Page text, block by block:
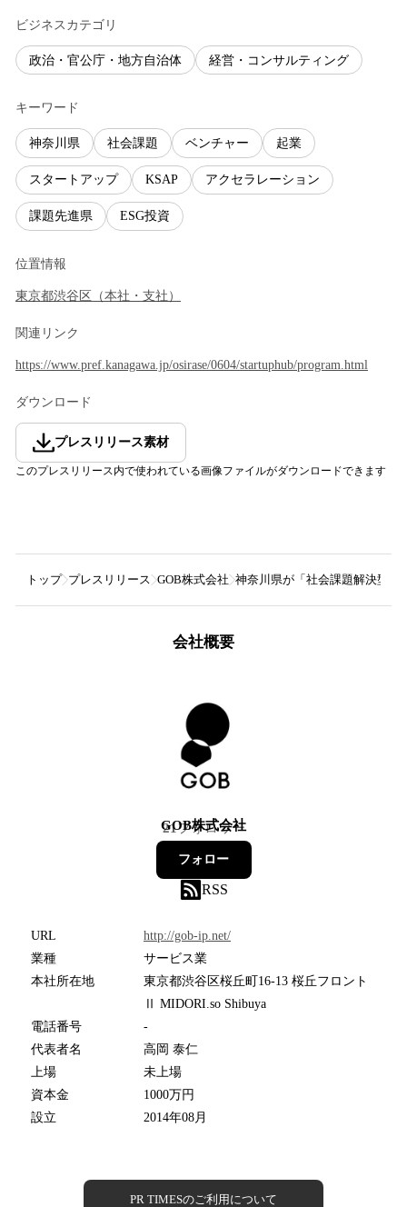
ビジネスカテゴリ
政治・官公庁・地方自治体 経営・コンサルティング
キーワード
神奈川県 社会課題 ベンチャー 起業
スタートアップ KSAP アクセラレーション
課題先進県 ESG投資
位置情報
東京都渋谷区 （本社・支社 ）
関連リンク
https://www.pref.kanagawa.jp/osirase/0604/startuphub/program.html
ダウンロード
プレスリリース素材
このプレスリリース内で使われている画像ファイルがダウンロードできます
トップ プレスリリース GOB株式会社 神奈川県が「社会課題解決型ベ
会社概要
GOB株式会社
21フォロワー
フォロー
RSS
URL
http://gob-ip.net/
業種
サービス業
本社所在地
東京都渋谷区桜丘町16-13 桜丘フロント
Ⅱ MIDORI.so Shibuya
電話番号
-
代表者名
高岡 泰仁
上場
未上場
資本金
1000万円
設立
2014年08月
PR TIMESのご利用について